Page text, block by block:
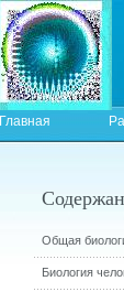
Главная
Общая
Биология